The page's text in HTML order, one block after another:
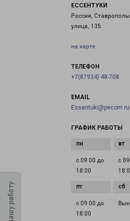
ЕССЕНТУКИ
Россия,
улица, 135
на карте
ТЕЛЕФОН
+7(87934) 48-708
EMAIL
Essentuki@pecom.ru
ГРАФИК РАБОТЫ
с 09:00 до
18:00
с
с 09:00 до
18:00